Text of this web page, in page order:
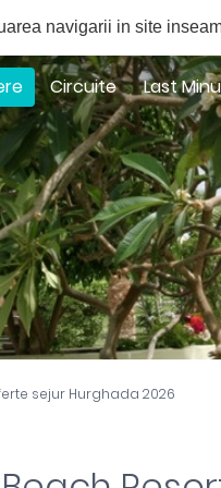
navigarii in site
sejur Hurghada 2026
Circuite Last